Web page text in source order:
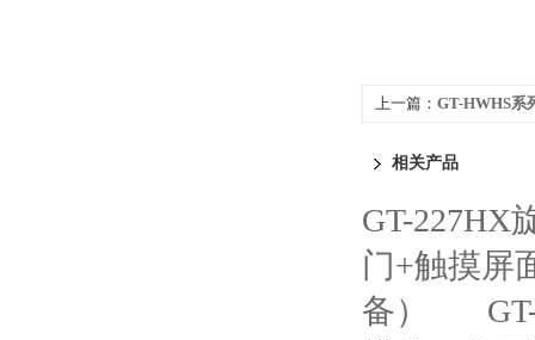
上一篇： GT-HWHS系
相关产品
GT-227HX
门+触摸屏
备）